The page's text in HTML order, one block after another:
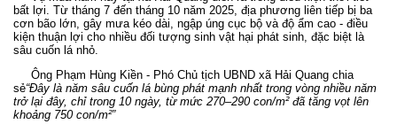
bất lợi. Từ tháng 7 đến tháng 10 năm 2025, địa phương liên tiếp bị ba
cơn bão lớn, gây mưa kéo dài, ngập úng cục bộ và độ ẩm cao - điều
kiện thuận lợi cho nhiều đối tượng sinh vật hại phát sinh, đặc biệt là
sâu cuốn lá nhỏ.
Ông Phạm Hùng Kiền - Phó Chủ tịch UBND xã Hải Quang chia
sẻ“Đây là năm sâu cuốn lá bùng phát mạnh nhất trong vòng nhiều năm
trở lại đây, chỉ trong 10 ngày, từ mức 270–290 con/m² đã tăng vọt lên
khoảng 750 con/m²”